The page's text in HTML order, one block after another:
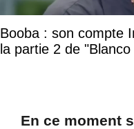
Booba : son compte
la partie 2 de
En ce moment